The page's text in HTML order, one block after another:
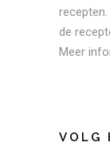
de
Meer
VOLG